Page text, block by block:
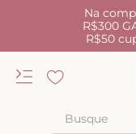
Na
R$300
R$50